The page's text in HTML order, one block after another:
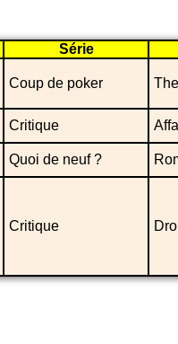
Série
Coup de poker
Critique
Quoi de neuf ?
Critique